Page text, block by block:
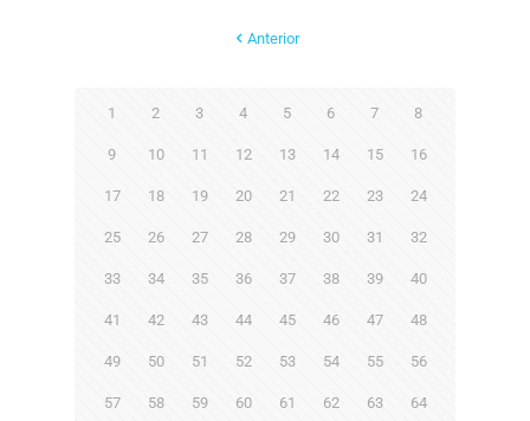
Anterior
1 2 3 4 5 6 7 8
9 10 11 12 13 14 15 16
17 18 19 20 21 22 23 24
25 26 27 28 29 30 31 32
33 34 35 36 37 38 39 40
41 42 43 44 45 46 47 48
49 50 51 52 53 54 55 56
57 58 59 60 61 62 63 64